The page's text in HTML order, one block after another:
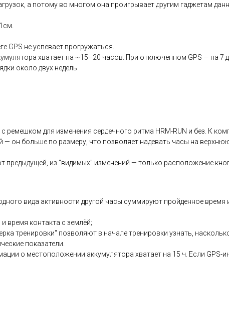
а потому во многом она проигрывает другим гаджетам
GPS не успевает прогружаться.
хватает на ~15–20 часов. При отключенном GPS — на 7
около двух недель
ремешком для изменения сердечного ритма HRM-RUN и без. К
он больше по размеру, что позволяет надевать часы на
предыдущей, из "видимых" изменений — только расположение
вида активности другой часы суммируют пройденное время
время контакта с землёй;
тренировки" позволяют в начале тренировки узнать,
показатели.
о местоположении аккумулятора хватает на 15 ч. Если GPS-